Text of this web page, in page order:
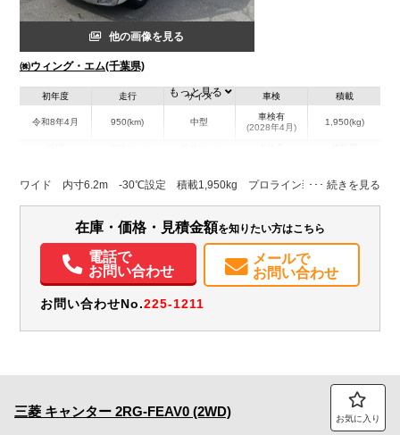
他の画像を見る
㈱ウィング・エム(千葉県)
初年度
令和8年4月
走行
950(km)
サイズ
中型
車検
車検有
(2028年4月)
積載
1,950(kg)
千葉県
W:2,400
H:2,200
W:2,490
H:3,330
無
装備情報
エアコン パワステ パワーウィンドウ エアバッグ
アルミホイール
集中ドアロック
電動格納ミラー エアサスシート ETC
バックモニター
取扱説明書（一部含む）
メンテナンスノート（保証書）
もっと見る
ワイド 内寸6.2m -30℃設定 積載1,950kg プロライン装備
在庫・価格・見積金額を知りたい方はこちら
電話で
お問い合わせ
メールで
お問い合わせ
お問い合わせNo.225-1211
三菱 キャンター 2RG-FEAV0 (2WD) お気に入り